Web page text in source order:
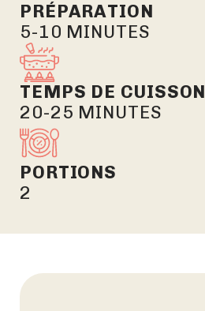
PRÉPARATION
5-10 MINUTES
TEMPS DE CUISSON
20-25 MINUTES
PORTIONS
2